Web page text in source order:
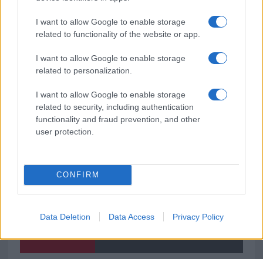
I want to allow Google to enable storage
related to functionality of the website or app.
I want to allow Google to enable storage
related to personalization.
I want to allow Google to enable storage
related to security, including authentication
functionality and fraud prevention, and other
user protection.
CONFIRM
Data Deletion Data Access Privacy Policy
Ricevi le nostre ultime news
daGoogle News
Condividi l'articolo
F
ce
b
o
o
k
T
it
te
r
Pi
te
re
st
at
s
A
p
p
a
re
Articolo precedente
Prossimo articolo
NOTIZIE RECENTI